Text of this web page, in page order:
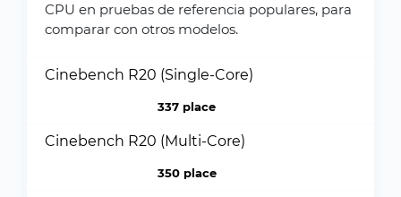
CPU en pruebas de referencia populares, para
comparar con otros modelos.
Cinebench R20 (Single-Core)
337 place
Cinebench R20 (Multi-Core)
350 place